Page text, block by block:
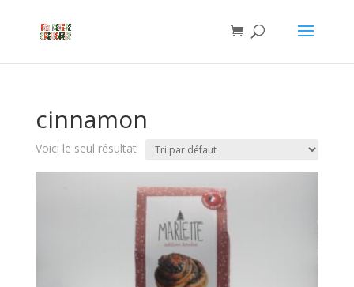
cinnamon
Voici le seul résultat